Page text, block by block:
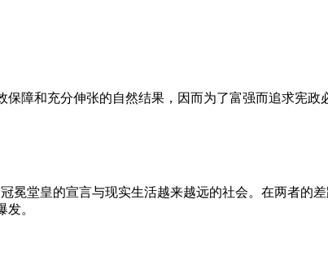
障和充分伸张的自然结果，因而为了富强而追求宪
冕堂皇的宣言与现实生活越来越远的社会。在两者的
。